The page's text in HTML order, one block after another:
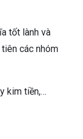
tốt lành và
các nhóm
kim tiền,…